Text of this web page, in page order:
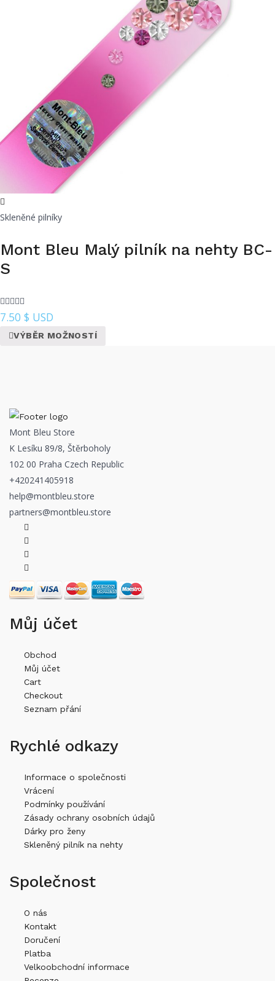
Skleněné pilníky
Mont Bleu Malý pilník na nehty BC-
S
7.50 $ USD
VÝBĚR MOŽNOSTÍ
Mont Bleu Store
K Lesíku 89/8, Štěrboholy
102 00 Praha Czech Republic
+420241405918
help@montbleu.store
partners@montbleu.store
Můj účet
Obchod
Můj účet
Cart
Checkout
Seznam přání
Rychlé odkazy
Informace o společnosti
Vrácení
Podmínky používání
Zásady ochrany osobních údajů
Dárky pro ženy
Skleněný pilník na nehty
Společnost
O nás
Kontakt
Doručení
Platba
Velkoobchodní informace